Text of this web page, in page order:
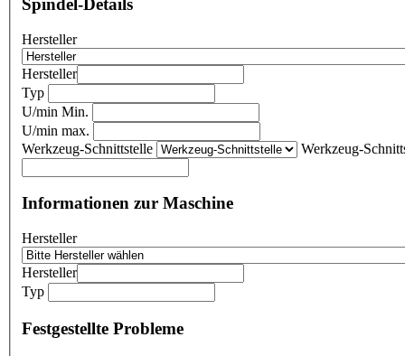
Spindel-Details
Hersteller
Hersteller
Typ
U/min Min.
U/min max.
Werkzeug-Schnittstelle
Werkzeug-
Informationen zur Maschine
Hersteller
Hersteller
Typ
Festgestellte Probleme